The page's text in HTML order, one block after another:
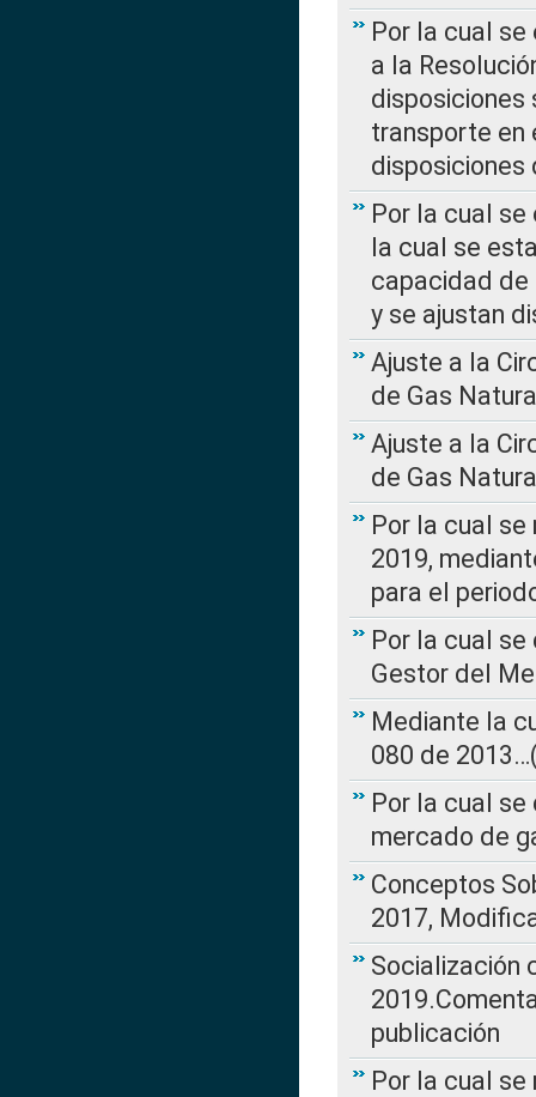
Por la cual se
a la
disposiciones
transporte en
disposiciones
Por la cual se
la cual se
capacidad de
y se ajustan
Ajuste a la
de Gas
Ajuste a la
de Gas
Por la cual se
2019,
para el
Por la cual
Gestor del
Mediante la
080 de
Por la cual
mercado de
Conceptos
2017,
Socialización
publicación
Por la cual se